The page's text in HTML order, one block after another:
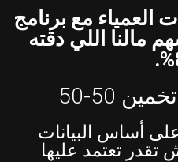
العمياء مع برنامج
مالنا اللي دقته
50-50
أساس البيانات
تقدر تعتمد عليها